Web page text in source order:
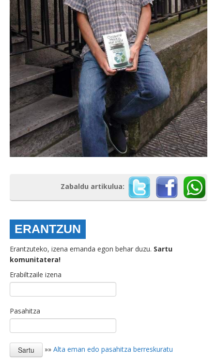
Zabaldu artikulua:
ERANTZUN
Erantzuteko, izena emanda egon behar duzu. Sartu
komunitatera!
Erabiltzaile izena
Pasahitza
»» Alta eman edo pasahitza berreskuratu